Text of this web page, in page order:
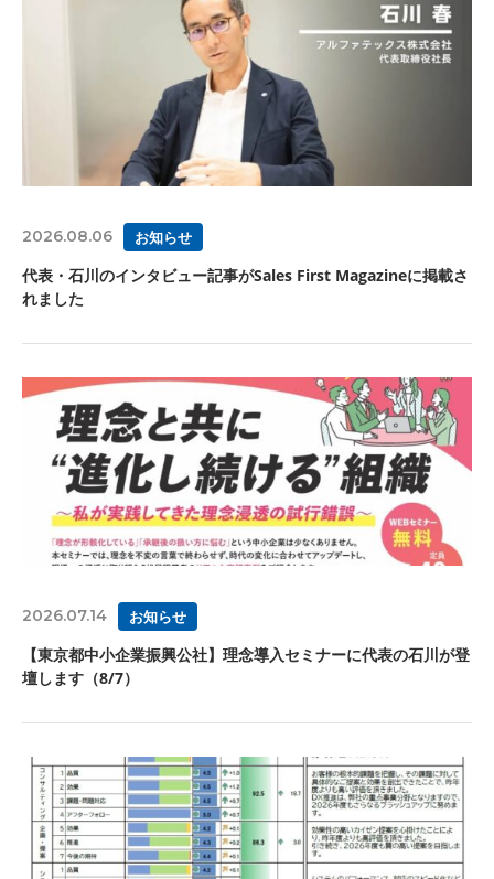
2026.08.06 お知らせ
代表・石川のインタビュー記事がSales First Magazineに掲載さ
れました
2026.07.14 お知らせ
【東京都中小企業振興公社】理念導入セミナーに代表の石川が登
壇します（8/7）